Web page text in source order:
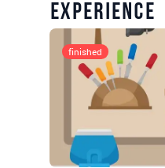
experience
finished